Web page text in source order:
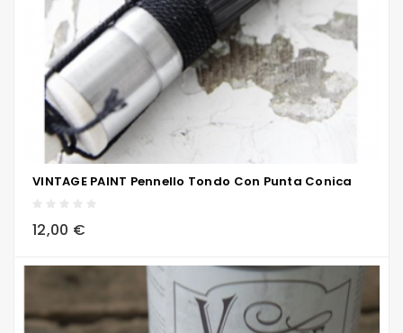
VINTAGE PAINT Pennello Tondo Con Punta Conica
12,00 €
local_grocery_store